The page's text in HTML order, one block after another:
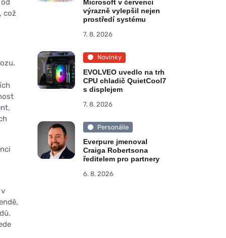
což
Microsoft v červenci
výrazně vylepšil nejen
prostředí systému
7. 8. 2026
Novinky
EVOLVEO uvedlo na trh
CPU chladič QuietCool7
s displejem
7. 8. 2026
Personálie
Everpure jmenoval
Craiga Robertsona
ředitelem pro partnery
6. 8. 2026